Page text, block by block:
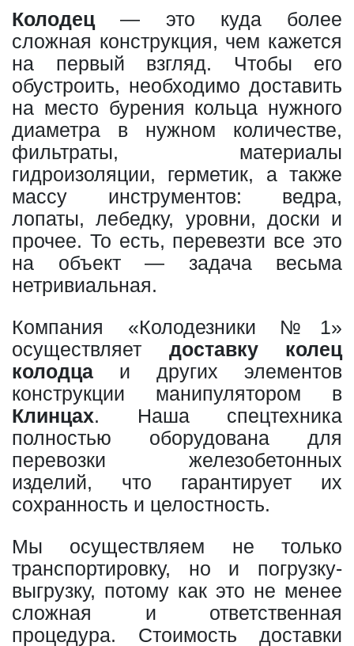
Колодец— это куда более
сложная конструкция, чем кажется
на первый взгляд. Чтобы его
обустроить, необходимо доставить
на место бурения кольца нужного
диаметра в нужном количестве,
фильтраты, материалы
гидроизоляции, герметик, а также
массу инструментов: ведра,
лопаты, лебедку, уровни, доски и
прочее. То есть, перевезти все это
на объект — задача весьма
нетривиальная.
Компания «Колодезники №1»
осуществляет доставку колец
колодца и других элементов
конструкции манипулятором в
Клинцах. Наша спецтехника
полностью оборудована для
перевозки железобетонных
изделий, что гарантирует их
сохранность и целостность.
Мы осуществляем не только
транспортировку, но и погрузку-
выгрузку, потому как это не менее
сложная и ответственная
процедура. Стоимость доставки